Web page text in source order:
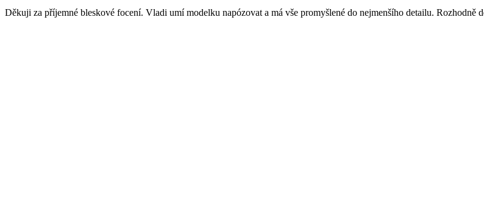
Děkuji za příjemné bleskové focení. Vladi umí modelku napózovat a má vše promyšlené do nejmenšího detailu. Rozhodně